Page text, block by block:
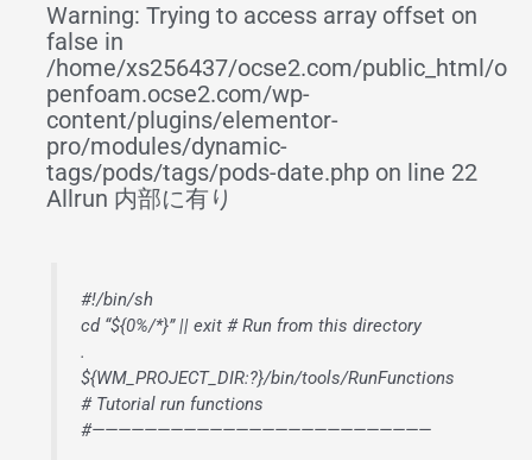
Warning: Trying to access array offset on
false in
/home/xs256437/ocse2.com/public_html/o
penfoam.ocse2.com/wp-
content/plugins/elementor-
pro/modules/dynamic-
tags/pods/tags/pods-date.php on line 22
Allrun 内部に有り
#!/bin/sh
cd “${0%/*}” || exit # Run from this directory
.
${WM_PROJECT_DIR:?}/bin/tools/RunFunctions
# Tutorial run functions
#——————————————————————————